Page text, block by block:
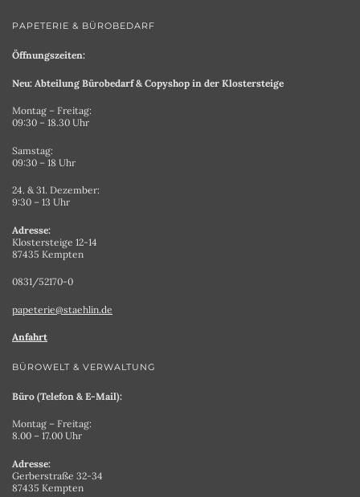
PAPETERIE & BÜROBEDARF
Öffnungszeiten:
Neu: Abteilung Bürobedarf & Copyshop in der Klostersteige
Montag – Freitag:
09:30 – 18.30 Uhr
Samstag:
09:30 – 18 Uhr
24. & 31. Dezember:
9:30 – 13 Uhr
Adresse:
Klostersteige 12-14
87435 Kempten
0831/52170-0
papeterie@staehlin.de
Anfahrt
BÜROWELT & VERWALTUNG
Büro (Telefon & E-Mail):
Montag – Freitag:
8.00 – 17.00 Uhr
Adresse:
Gerberstraße 32-34
87435 Kempten